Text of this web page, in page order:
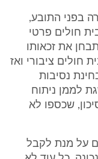
בפני התובע,
חולים פרטי
את זכאותו
חולים ציבורי ואז
נסיבות
לממן ניתוח
שכספו לא
כי השקיע משך 10 שנים על מנת לקבל